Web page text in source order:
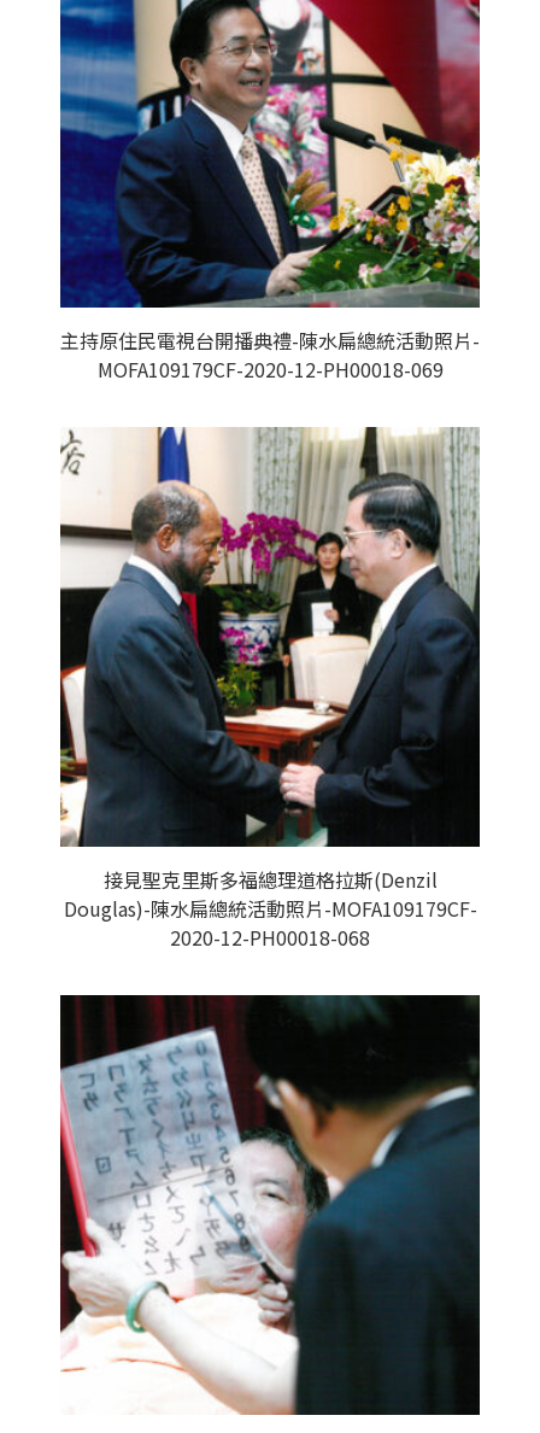
主持原住民電視台開播典禮-陳水扁總統活動照片-
MOFA109179CF-2020-12-PH00018-069
接見聖克里斯多福總理道格拉斯(Denzil
Douglas)-陳水扁總統活動照片-MOFA109179CF-
2020-12-PH00018-068